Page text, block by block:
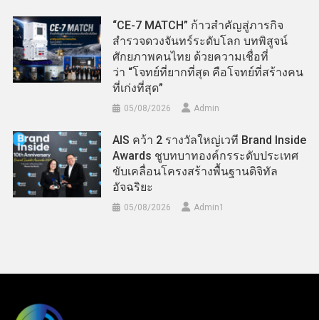
“CE-7 MATCH” ก้าวสำคัญสู่ภารกิจ
สำรวจดวงจันทร์ระดับโลก บทพิสูจน์
ศักยภาพคนไทย ด้วยความเชื่อที่
ว่า “โจทย์ที่ยากที่สุด คือโจทย์ที่สร้างคน
ที่เก่งที่สุด”
05/08/2026 Admin
AIS คว้า 2 รางวัลใหญ่เวที Brand Inside
Awards ชูบทบาทองค์กรระดับประเทศ
ขับเคลื่อนโครงสร้างพื้นฐานดิจิทัล
อัจฉริยะ
05/08/2026 Admin​1